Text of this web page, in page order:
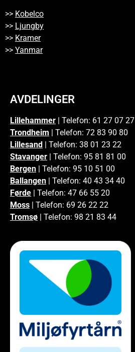
>> Kobelco
>> Ljungby
>> Kramer
>> Yanmar
AVDELINGER
Lillehammer | Telefon: 61 27 07 27
Trondheim | Telefon: 72 83 90 80
Lillesand
| Telefon: 38 01 23 22
Stavanger | Telefon: 95 81 81 00
Bergen | Telefon: 95 10 51 00
Ballangen | Telefon: 40 43 34 40
Førde | Telefon: 47 66 55 20
Moss | Telefon: 69 26 22 22
Tromsø | Telefon: 98 21 83 44